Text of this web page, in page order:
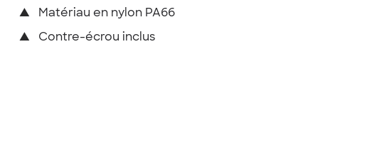
▲ Matériau en nylon PA66
▲ Contre-écrou inclus